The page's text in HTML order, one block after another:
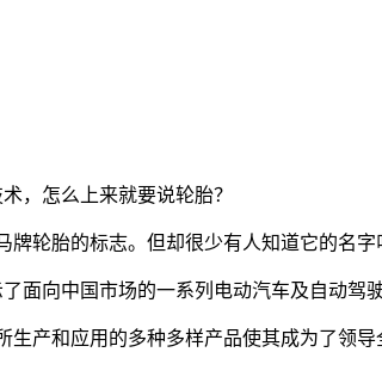
，怎么上来就要说轮胎？
牌轮胎的标志。但却很少有人知道它的名
面向中国市场的一系列电动汽车及自动驾
产和应用的多种多样产品使其成为了领导